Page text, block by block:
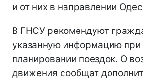
и от них в направлении
В ГНСУ рекомендуют
указанную информацию при
планировании поездок. О
движения сообщат